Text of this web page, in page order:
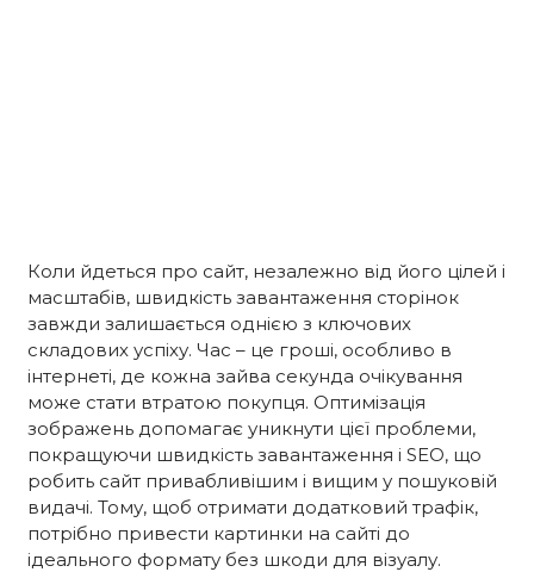
Коли йдеться про сайт, незалежно від його цілей і
масштабів, швидкість завантаження сторінок
завжди залишається однією з ключових
складових успіху. Час – це гроші, особливо в
інтернеті, де кожна зайва секунда очікування
може стати втратою покупця. Оптимізація
зображень допомагає уникнути цієї проблеми,
покращуючи швидкість завантаження і SEO, що
робить сайт привабливішим і вищим у пошуковій
видачі. Тому, щоб отримати додатковий трафік,
потрібно привести картинки на сайті до
ідеального формату без шкоди для візуалу.